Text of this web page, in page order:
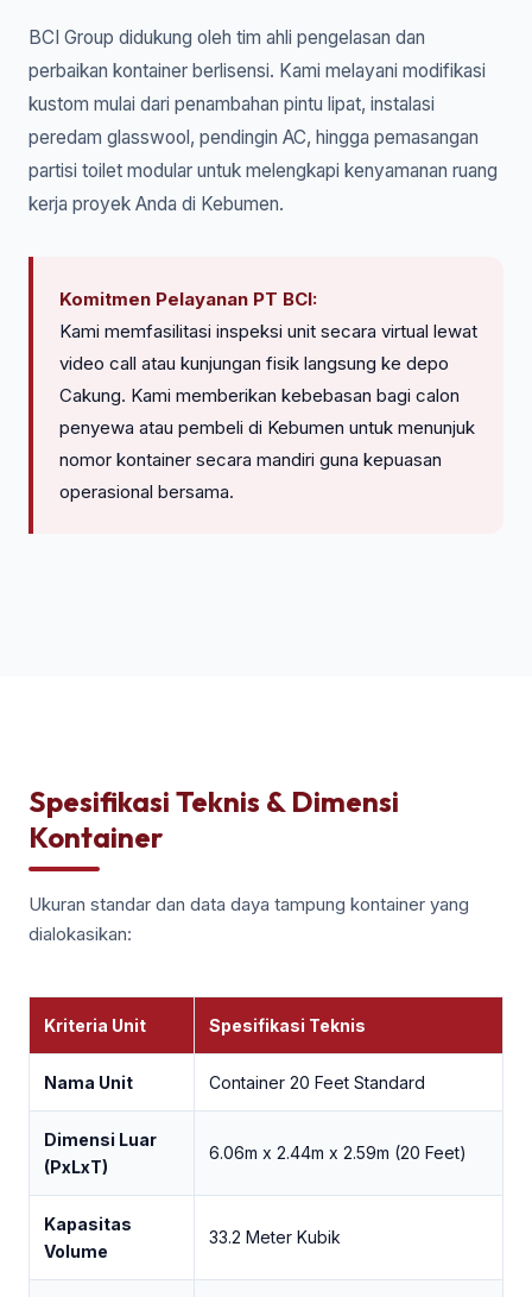
BCI Group didukung oleh tim ahli pengelasan dan
perbaikan kontainer berlisensi. Kami melayani modifikasi
kustom mulai dari penambahan pintu lipat, instalasi
peredam glasswool, pendingin AC, hingga pemasangan
partisi toilet modular untuk melengkapi kenyamanan ruang
kerja proyek Anda di Kebumen.
Komitmen Pelayanan PT BCI:
Kami memfasilitasi inspeksi unit secara virtual lewat
video call atau kunjungan fisik langsung ke depo
Cakung. Kami memberikan kebebasan bagi calon
penyewa atau pembeli di Kebumen untuk menunjuk
nomor kontainer secara mandiri guna kepuasan
operasional bersama.
Spesifikasi Teknis & Dimensi
Kontainer
Ukuran standar dan data daya tampung kontainer yang
dialokasikan:
Kriteria Unit Spesifikasi Teknis
Nama Unit Container 20 Feet Standard
Dimensi Luar
(PxLxT)
6.06m x 2.44m x 2.59m (20 Feet)
Kapasitas
Volume
33.2 Meter Kubik